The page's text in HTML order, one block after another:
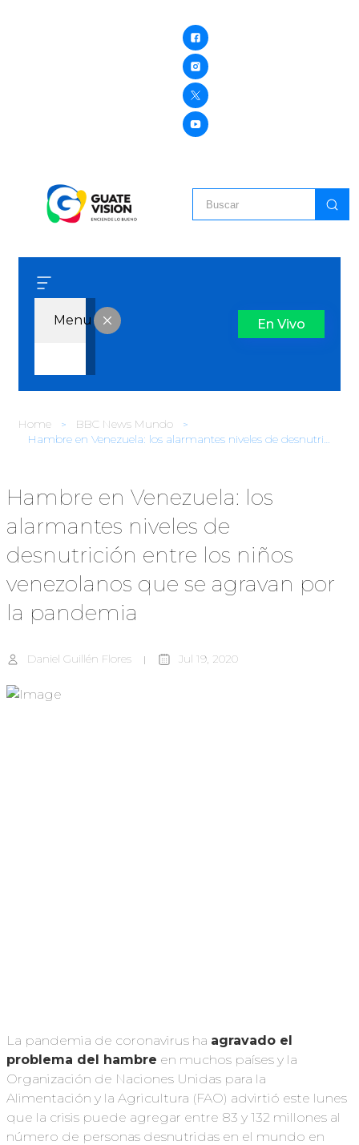
Menu En Vivo
Home
BBC News Mundo
Hambre en Venezuela: los alarmantes niveles de desnutrición entre los niños venezolanos que se agravan por la pandemia
Hambre en Venezuela: los
alarmantes niveles de
desnutrición entre los niños
venezolanos que se agravan por
la pandemia
Daniel Guillén Flores Jul 19, 2020
La pandemia de coronavirus ha agravado el
problema del hambre en muchos países y la
Organización de Naciones Unidas para la
Alimentación y la Agricultura (FAO) advirtió este lunes
que la crisis puede agregar entre 83 y 132 millones al
número de personas desnutridas en el mundo en